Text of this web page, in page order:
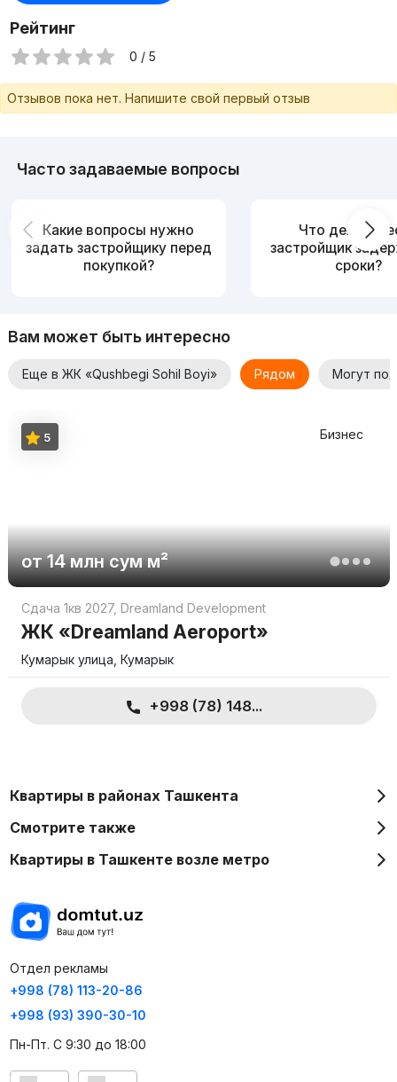
xonadonda qulay va shinam muhit yaratadi.
Obodonlashtirilgan hudud va yashash uchun qulay
muhit
Majmua hududida dam olish zonalari, sayr yo‘laklari va xavfsiz
hovli maydonlari tashkil etilgan. Puxta o‘ylangan infratuzilma
Qushbegi Sohil Bo‘yi
— bu qulay joylashuv, zamonaviy uy-joy
Рейтинг
0 / 5
Отзывов пока нет. Напишите свой первый отзыв
Часто задаваемые вопросы
Какие вопросы нужно
задать застройщику перед
покупкой?
Что делать,
застройщик
сроки?
Вам может быть интересно
Еще в ЖК «Qushbegi Sohil Boyi» Рядом Могут
Бизнес
от14 млн сумм²
5
Сдача 1кв 2027, Dreamland Development
ЖК «Dreamland Aeroport»
Кумарык улица, Кумарык
+998 (78) 148...
Квартиры в районах Ташкента
Смотрите также
Квартиры в Ташкенте возле метро
Отдел рекламы
+998 (78) 113-20-86
+998 (93) 390-30-10
Пн-Пт. С 9:30 до 18:00